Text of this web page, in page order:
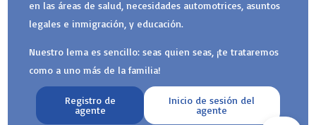
en las áreas de salud, necesidades automotrices, asuntos
legales e inmigración, y educación.
Nuestro lema es sencillo: seas quien seas, ¡te trataremos
como a uno más de la familia!
Registro de
agente
Inicio de sesión del
agente